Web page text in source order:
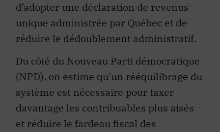
d’adopter une déclaration de revenus
unique administrée par Québec et de
réduire le dédoublement administratif.
Du côté du Nouveau Parti démocratique
(NPD), on estime qu’un rééquilibrage du
système est nécessaire pour taxer
davantage les contribuables plus aisés
et réduire le fardeau fiscal des